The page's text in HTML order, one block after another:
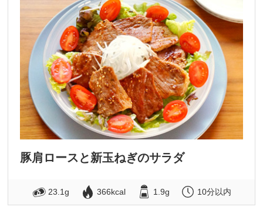
豚肩ロースと新玉ねぎのサラダ
23.1g 366kcal 1.9g 10分以内